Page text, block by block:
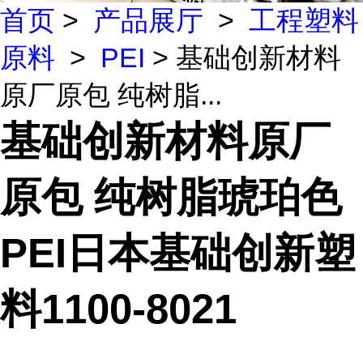
首页 > 产品展厅 > 工程塑料
原料 > PEI > 基础创新材料
原厂原包 纯树脂...
基础创新材料原厂
原包 纯树脂琥珀色
PEI日本基础创新塑
料1100-8021